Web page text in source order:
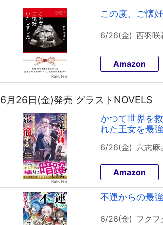
この度、ご懐
6/26(金) 西羽咲
Amazon
6月26日(金)発売 グラストNOVELS
かつて世界を
れた王女を最
6/26(金) 六志麻
Amazon
不運からの最
6/26(金) フクフ